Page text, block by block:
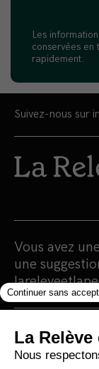
Les
conservées en
rapidement.
Suivez-nous sur
Vous avez
une
Nous
média 100%